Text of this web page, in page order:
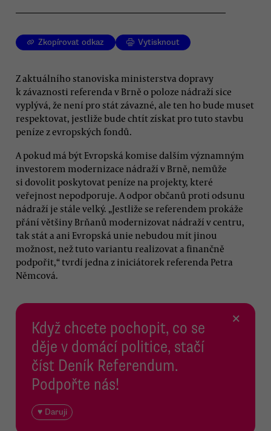
Zkopírovat odkaz Vytisknout
Z aktuálního stanoviska ministerstva dopravy
k závaznosti referenda v Brně o poloze nádraží sice
vyplývá, že není pro stát závazné, ale ten ho bude muset
respektovat, jestliže bude chtít získat pro tuto stavbu
peníze z evropských fondů.
A pokud má být Evropská komise dalším významným
investorem modernizace nádraží v Brně, nemůže
si dovolit poskytovat peníze na projekty, které
veřejnost nepodporuje. A odpor občanů proti odsunu
nádraží je stále velký. „Jestliže se referendem prokáže
přání většiny Brňanů modernizovat nádraží v centru,
tak stát a ani Evropská unie nebudou mít jinou
možnost, než tuto variantu realizovat a finančně
podpořit,“ tvrdí jedna z iniciátorek referenda Petra
Němcová.
Když chcete pochopit, co se
děje v domácí politice, stačí
číst Deník Referendum.
Podpořte nás!
♥ Daruji
×